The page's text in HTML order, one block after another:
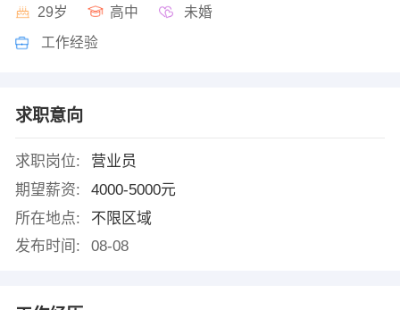
29岁 高中 未婚
工作经验
求职意向
求职岗位:
营业员
期望薪资:
4000-5000元
所在地点:
不限区域
发布时间:
08-08